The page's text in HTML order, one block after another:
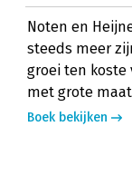
Noten en
steeds meer
groei ten koste
met grote
Boek bekijken